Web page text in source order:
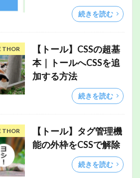
続きを読む
THOR
【トール】CSSの超基
本｜トールへCSSを追
加する方法
続きを読む
THOR
【トール】タグ管理機
能の外枠をCSSで解除
続きを読む